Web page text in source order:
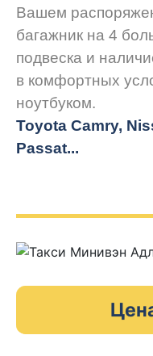
Вашем
багажник на 4
подвеска и
в комфортных
ноутбуком.
Toyota Camry,
Passat...